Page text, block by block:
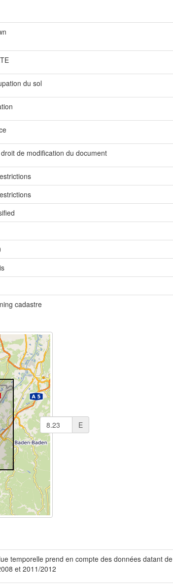
du sol
de modification du document
cadastre
E
temporelle prend en compte des données datant de
et 2011/2012